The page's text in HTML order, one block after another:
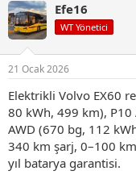
k
i
l
Efe16
WT Yönetici
21 Ocak 2026
Elektrikli Volvo EX60
80 kWh, 499 km),
AWD (670 bg, 112
340 km şarj, 0–100
yıl batarya garantisi.